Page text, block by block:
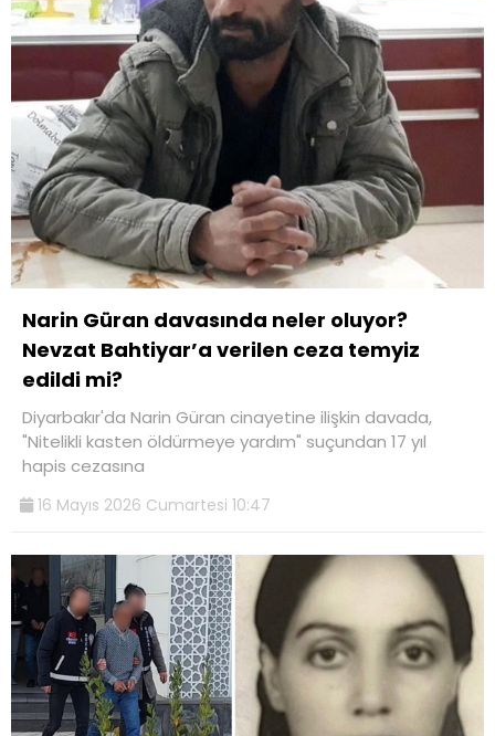
Narin Güran davasında neler oluyor?
Nevzat Bahtiyar’a verilen ceza temyiz
edildi mi?
Diyarbakır'da Narin Güran cinayetine ilişkin davada,
"Nitelikli kasten öldürmeye yardım" suçundan 17 yıl
hapis cezasına
16 Mayıs 2026 Cumartesi 10:47